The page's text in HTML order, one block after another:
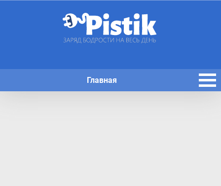
Главная